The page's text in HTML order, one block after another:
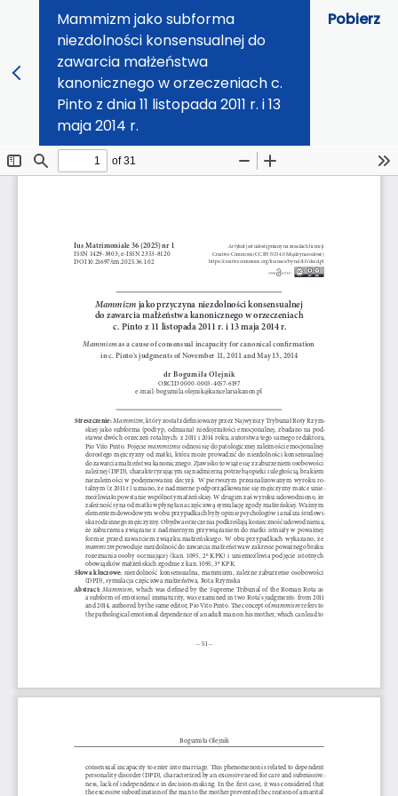
Mammizm jako subforma
niezdolności konsensualnej do
zawarcia małżeństwa
kanonicznego w orzeczeniach c.
Pinto z dnia 11 listopada 2011 r. i 13
maja 2014 r.
Pobierz